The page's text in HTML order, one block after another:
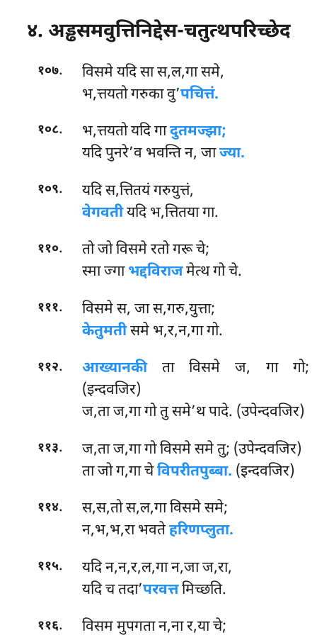
४. अड्ढसमवुत्तिनिद्देस-चतुत्थपरिच्छेद
१०७.
विसमे यदि सा स,ल,गा समे,
भ,त्तयतो गरुका वु’पचित्तं.
१०८. भ,त्तयतो यदि गादुतमज्झा;
यदि पुनरे’व भवन्ति न, जाज्या.
१०९.
यदि स,त्तितयं गरुयुत्तं,
वेगवतीयदि भ,त्तितया गा.
११०.
तो जो विसमे रतो गरू चे;
स्मा ज्गाभद्दविराजमेत्थ गो चे.
१११.
विसमे स, जा स,गरु,युत्ता;
केतुमतीसमे भ,र,न,गा गो.
११२. आख्यानकीता विसमे ज, गा गो;
(इन्दवजिर)
ज,ता ज,गा गो तु समे’थ पादे. (उपेन्दवजिर)
११३.
ज,ता ज,गा गो विसमे समे तु; (उपेन्दवजिर)
ता जो ग,गा चेविपरीतपुब्बा. (इन्दवजिर)
११४.
स,स,तो स,ल,गा विसमे समे;
न,भ,भ,रा भवतेहरिणप्लुता.
११५.
यदि न,न,र,ल,गा न,जा ज,रा,
यदि च तदा’परवत्तमिच्छति.
११६. विसममुपगता न,ना र,या चे;